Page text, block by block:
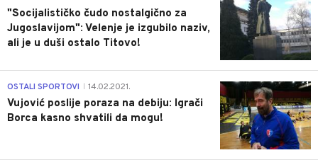
"Socijalističko čudo nostalgično za
Jugoslavijom": Velenje je izgubilo naziv,
ali je u duši ostalo Titovo!
1
OSTALI SPORTOVI 14.02.2021.
Vujović poslije poraza na debiju: Igrači
Borca kasno shvatili da mogu!